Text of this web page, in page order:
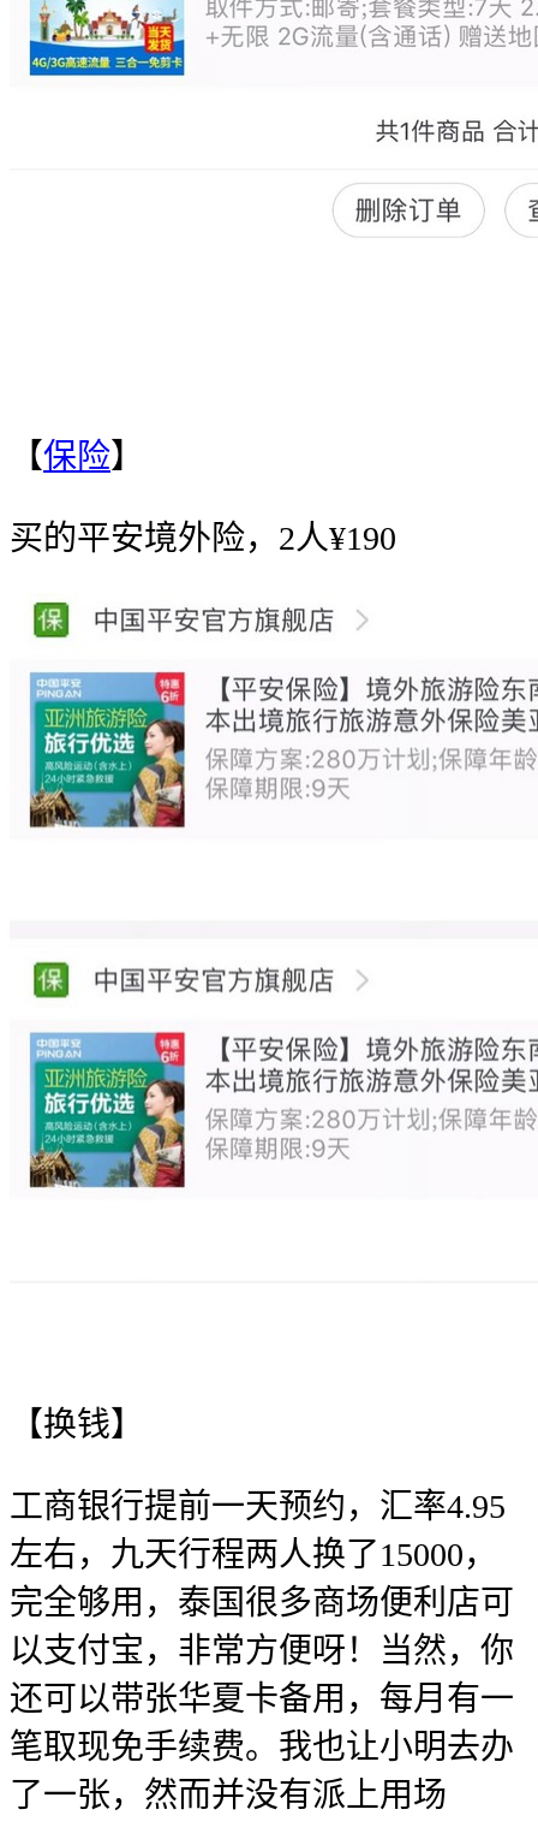
【保险】
买的平安境外险，2人¥190
【换钱】
工商银行提前一天预约，汇率4.95
左右，九天行程两人换了15000，
完全够用，泰国很多商场便利店可
以支付宝，非常方便呀！当然，你
还可以带张华夏卡备用，每月有一
笔取现免手续费。我也让小明去办
了一张，然而并没有派上用场